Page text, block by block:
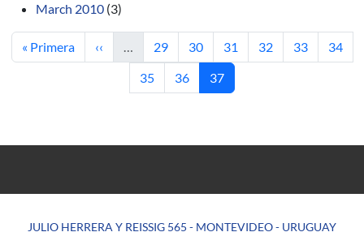
March 2010 (3)
First page
« Primera Previous page
‹‹ … Page
29 Page
30 Page
31 Page
32 Page
33 Page
34
Page
35 Page
36 Current page
37
JULIO HERRERA Y REISSIG 565 - MONTEVIDEO - URUGUAY